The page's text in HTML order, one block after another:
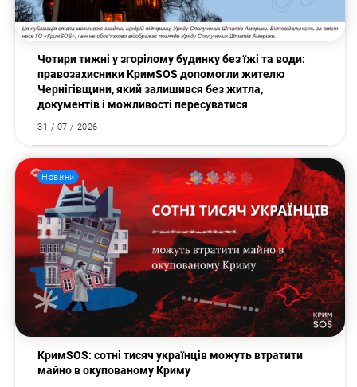
Чотири тижні у згорілому будинку без їжі та води:
правозахисники КримSOS допомогли жителю
Чернігівщини, який залишився без житла,
документів і можливості пересуватися
31 / 07 / 2026
Новини
КримSOS: сотні тисяч українців можуть втратити
майно в окупованому Криму